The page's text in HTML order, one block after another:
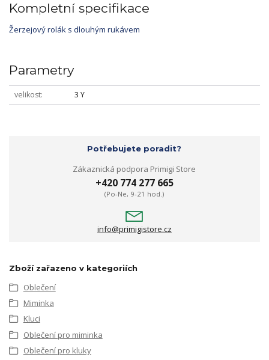
Kompletní specifikace
Žerzejový rolák s dlouhým rukávem
Parametry
velikost 3 Y
Potřebujete poradit?
Zákaznická podpora Primigi Store
+420 774 277 665
(Po-Ne, 9-21 hod.)
info@primigistore.cz
Zboží zařazeno v kategoriích
Oblečení
Miminka
Kluci
Oblečení pro miminka
Oblečení pro kluky